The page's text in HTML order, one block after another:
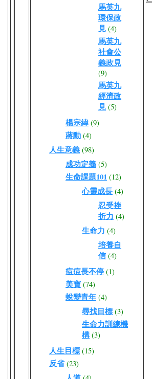
馬英九
環保政
見 (4)
馬英九
社會公
義政見
(9)
馬英九
經濟政
見 (5)
楊宗緯 (9)
蔣勳 (4)
人生意義 (98)
成功定義 (5)
生命課題101 (12)
心靈成長 (4)
忍受挫
折力 (4)
生命力 (4)
培養自
信 (4)
痘痘長不停 (1)
美寶 (74)
蛻變青年 (4)
尋找目標 (3)
生命力訓練機
構 (3)
人生目標 (15)
反省 (23)